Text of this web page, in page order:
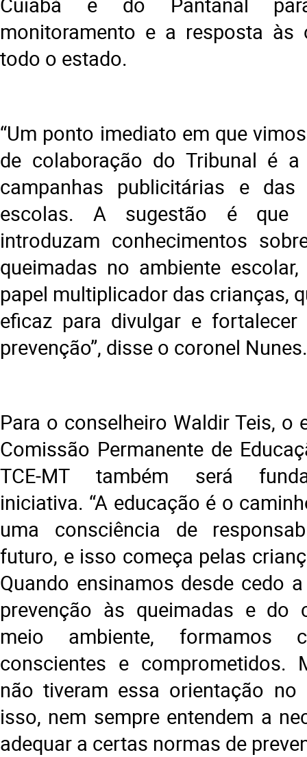
monitoramento e a resposta às
todo o estado.
“Um ponto imediato em que
de colaboração do Tribunal é
campanhas publicitárias e das
escolas. A sugestão é que
introduzam conhecimentos
queimadas no ambiente
papel multiplicador das crianças,
eficaz para divulgar e
prevenção”, disse o coronel Nunes.
Para o conselheiro Waldir Teis, o
Comissão Permanente de
TCE-MT também será
iniciativa. “A educação é o
uma consciência de
futuro, e isso começa pelas
Quando ensinamos desde cedo
prevenção às queimadas e do
meio ambiente, formamos
conscientes e comprometidos.
não tiveram essa orientação no
isso, nem sempre entendem a
adequar a certas normas de